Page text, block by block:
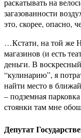
раскатывать на
загазованности
это, скорее, опасно,
…Кстати, на той же
магазинов (и есть
деньги. В
“кулинарию”, я
найти место в
– подземная
стоянки там мне
Депутат